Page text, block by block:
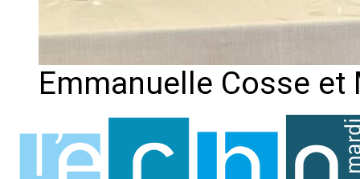
Emmanuelle Cosse